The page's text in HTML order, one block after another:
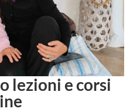
lezioni e corsi